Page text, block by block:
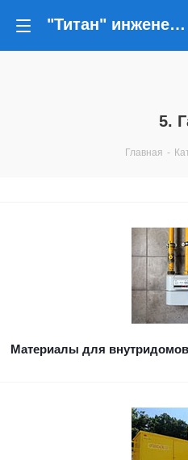
"Титан" инженерные решения
5.
Главная -
Материалы для